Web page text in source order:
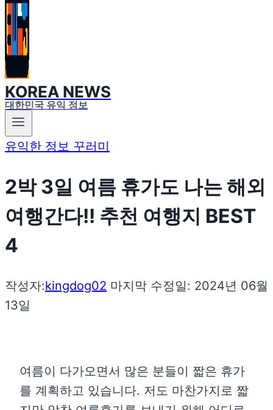
KOREA NEWS
대한민국 유익 정보
유익한 정보 꾸러미
2박 3일 여름 휴가도 나는 해외
여행간다!! 추천 여행지 BEST
4
작성자:kingdog02 마지막 수정일: 2024년 06월
13일
여름이 다가오면서 많은 분들이 짧은 휴가
를 계획하고 있습니다. 저도 마찬가지로 짧